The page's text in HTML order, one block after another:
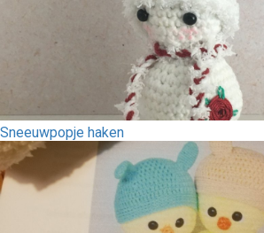
Sneeuwpopje haken